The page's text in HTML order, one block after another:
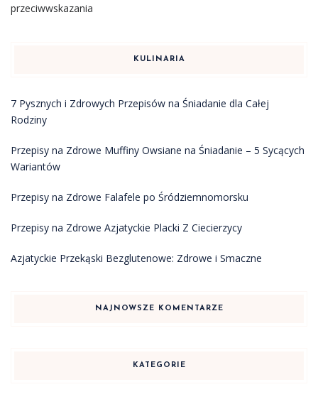
przeciwwskazania
KULINARIA
7 Pysznych i Zdrowych Przepisów na Śniadanie dla Całej
Rodziny
Przepisy na Zdrowe Muffiny Owsiane na Śniadanie – 5 Sycących
Wariantów
Przepisy na Zdrowe Falafele po Śródziemnomorsku
Przepisy na Zdrowe Azjatyckie Placki Z Ciecierzycy
Azjatyckie Przekąski Bezglutenowe: Zdrowe i Smaczne
NAJNOWSZE KOMENTARZE
KATEGORIE